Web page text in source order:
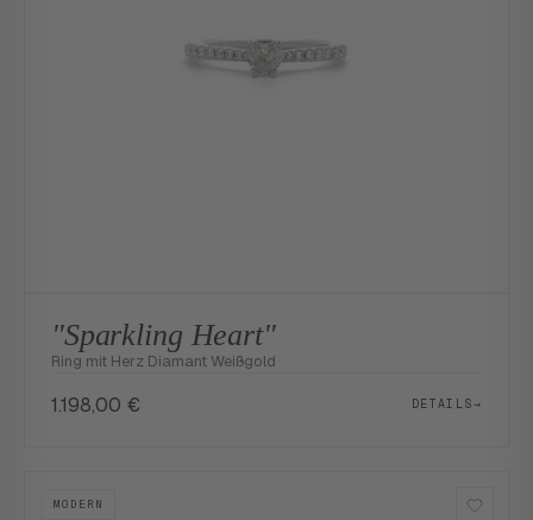
"Sparkling Heart"
Ring mit Herz Diamant Weißgold
1.198,00 € DETAILS→
MODERN